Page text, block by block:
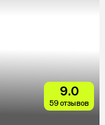
9.0
59 отзывов